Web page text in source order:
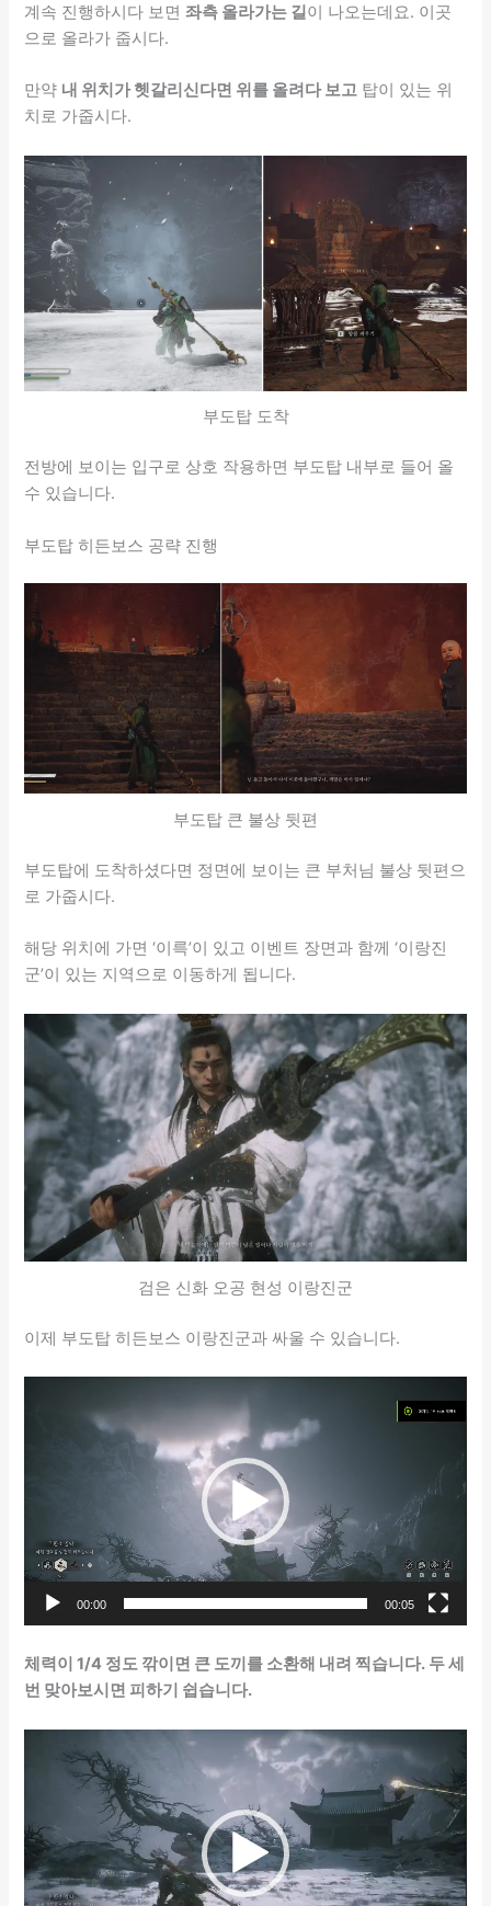
계속 진행하시다 보면 좌측 올라가는 길이 나오는데요. 이곳
으로 올라가 줍시다.
만약 내 위치가 헷갈리신다면 위를 올려다 보고 탑이 있는 위
치로 가줍시다.
부도탑 도착
전방에 보이는 입구로 상호 작용하면 부도탑 내부로 들어 올
수 있습니다.
부도탑 히든보스 공략 진행
부도탑 큰 불상 뒷편
부도탑에 도착하셨다면 정면에 보이는 큰 부처님 불상 뒷편으
로 가줍시다.
해당 위치에 가면 ‘이륵’이 있고 이벤트 장면과 함께 ‘이랑진
군’이 있는 지역으로 이동하게 됩니다.
검은 신화 오공 현성 이랑진군
이제 부도탑 히든보스 이랑진군과 싸울 수 있습니다.
어
00:00 00:05
체력이 1/4 정도 깎이면 큰 도끼를 소환해 내려 찍습니다. 두 세
번 맞아보시면 피하기 쉽습니다.
레
이
어